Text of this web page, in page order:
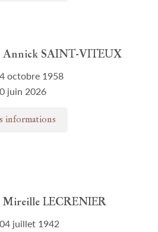
Annick SAINT-VITEUX
octobre 1958
juin 2026
informations
Mireille LECRENIER
juillet 1942